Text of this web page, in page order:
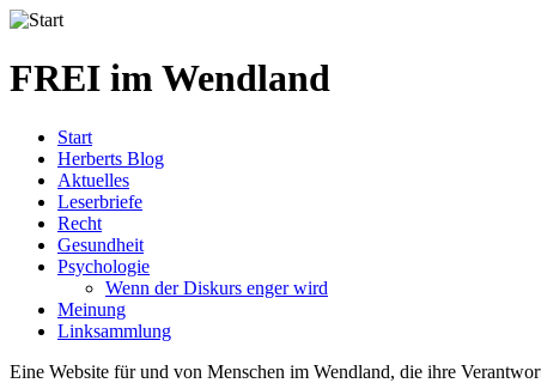
FREI im Wendland
Start
Herberts Blog
Aktuelles
Leserbriefe
Recht
Gesundheit
Psychologie
Wenn der Diskurs enger wird
Meinung
Linksammlung
Eine Website für und von Menschen im Wendland, die ihre